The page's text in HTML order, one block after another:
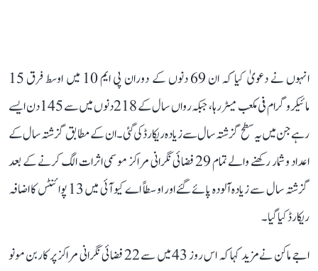
انہوں نے دعویٰ کیا کہ ان 69 دنوں کے دوران پی ایم 10 میں اوسط فرق 15
مائیکروگرام فی مکعب میٹر رہا، جبکہ رواں سال کے 218 دنوں میں سے 145 دن ایسے
رہے جن میں یہ سطح گزشتہ سال سے زیادہ ریکارڈ کی گئی۔ ان کے مطابق گزشتہ سال کے
اعداد و شمار رکھنے والے تمام 29 فضائی نگرانی مراکز موسمی اثرات الگ کرنے کے بعد
گزشتہ سال سے زیادہ آلودہ پائے گئے اور اوسطاً اے کیو آئی میں 13 پوائنٹس کا اضافہ
ریکارڈ کیا گیا۔
اجے ماکن نے مزید کہا کہ اس روز 43 میں سے 22 فضائی نگرانی مراکز پر کاربن مونو